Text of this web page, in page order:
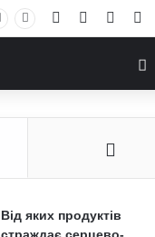
Facebook
Від яких продуктів